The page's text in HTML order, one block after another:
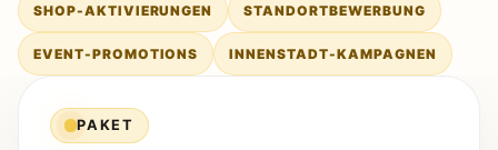
SHOP-AKTIVIERUNGEN STANDORTBEWERBUNG
EVENT-PROMOTIONS INNENSTADT-KAMPAGNEN
PAKET